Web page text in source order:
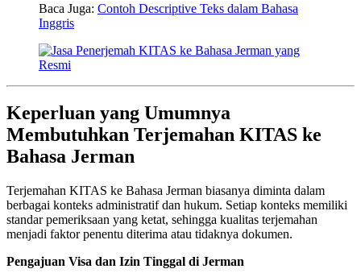
Baca Juga: Contoh Descriptive Teks dalam Bahasa
Inggris
Keperluan yang Umumnya
Membutuhkan Terjemahan KITAS ke
Bahasa Jerman
Terjemahan KITAS ke Bahasa Jerman biasanya diminta dalam
berbagai konteks administratif dan hukum. Setiap konteks memiliki
standar pemeriksaan yang ketat, sehingga kualitas terjemahan
menjadi faktor penentu diterima atau tidaknya dokumen.
Pengajuan Visa dan Izin Tinggal di Jerman